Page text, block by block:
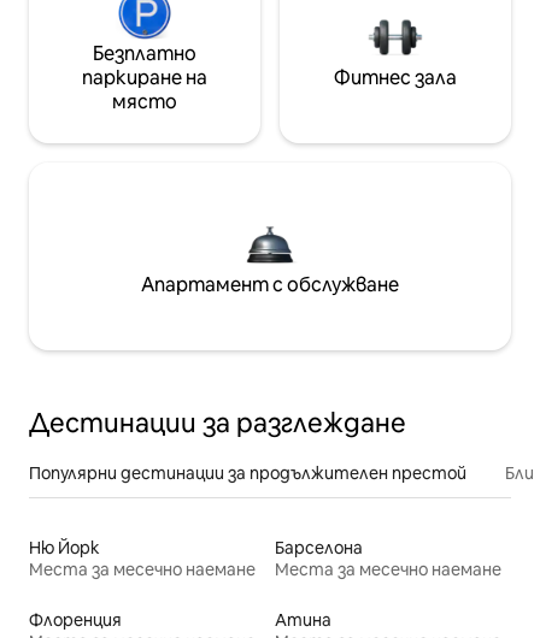
Безплатно
паркиране на
място
Фитнес зала
Апартамент с обслужване
Дестинации за разглеждане
Популярни дестинации за продължителен престой
Ню Йорк
Места за месечно наемане
Барселона
Места за месечно наемане
Флоренция
Атина